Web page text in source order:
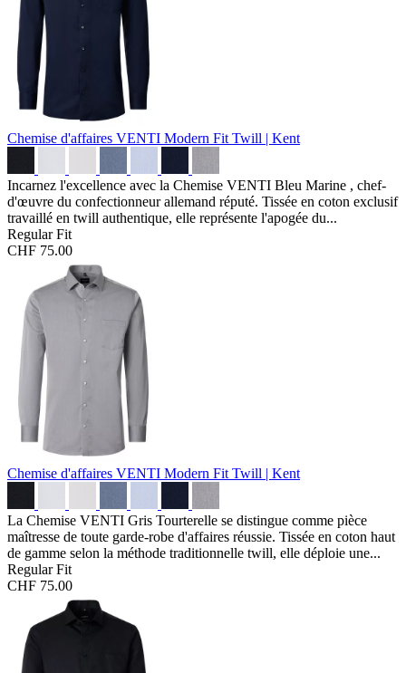
Chemise d'affaires VENTI Modern Fit Twill | Kent
Incarnez l'excellence avec la Chemise VENTI Bleu Marine , chef-
d'œuvre du confectionneur allemand réputé. Tissée en coton exclusif
travaillé en twill authentique, elle représente l'apogée du...
Regular Fit
CHF 75.00
Chemise d'affaires VENTI Modern Fit Twill | Kent
La Chemise VENTI Gris Tourterelle se distingue comme pièce
maîtresse de toute garde-robe d'affaires réussie. Tissée en coton haut
de gamme selon la méthode traditionnelle twill, elle déploie une...
Regular Fit
CHF 75.00